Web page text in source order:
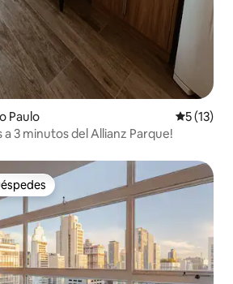
Paulo
5 (13)
a 3 minutos del Allianz Parque!
preferido